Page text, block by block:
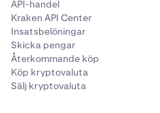
fyra filtertyper du kan
• LP (Lågpass):
Tillåter
att passera, vilket tar
• BP (Bandpass):
API-handel
Kraken API Center
Insatsbelöningar
Skicka pengar
Återkommande köp
Köp kryptovaluta
Sälj kryptovaluta